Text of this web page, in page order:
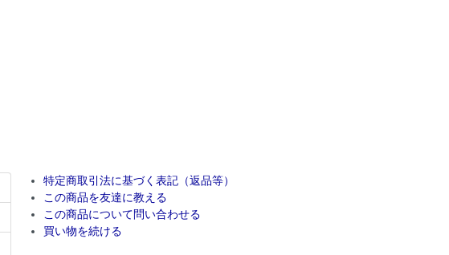
特定商取引法に基づく表記（返品等）
この商品を友達に教える
この商品について問い合わせる
買い物を続ける